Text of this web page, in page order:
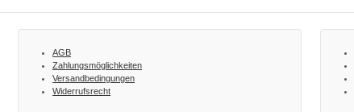
AGB
Zahlungsmöglichkeiten
Versandbedingungen
Widerrufsrecht